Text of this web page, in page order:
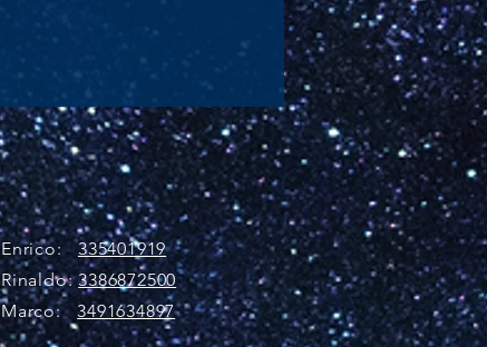
Enrico:335401919
Rinaldo:3386872500
Marco:3491634897